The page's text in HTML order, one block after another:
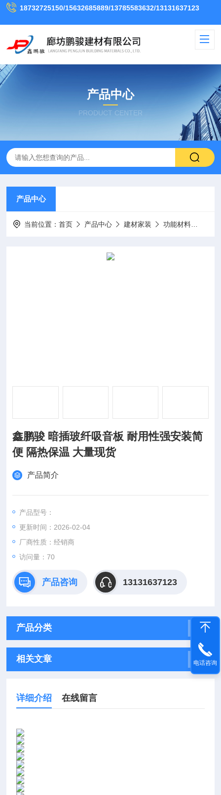
18732725150/15632685889/13785583632/13131637123
产品中心
PRODUCT CENTER
产品中心
当前位置：首页 产品中心 建材家装 功能材料
鑫鹏骏 暗插玻纤吸音板 耐用性强安装简
便 隔热保温 大量现货
产品简介
产品型号：
更新时间：2026-02-04
厂商性质：经销商
访问量：70
产品咨询 13131637123
产品分类
相关文章
详细介绍 在线留言
电话咨询